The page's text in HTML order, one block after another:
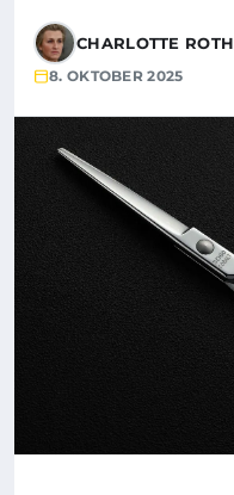
CHARLOTTE ROTH
8. OKTOBER 2025